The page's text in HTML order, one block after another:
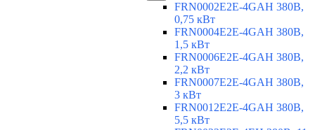
FRN0002E2E-4GAH 380В,
0,75 кВт
FRN0004E2E-4GAH 380В,
1,5 кВт
FRN0006E2E-4GAH 380В,
2,2 кВт
FRN0007E2E-4GAH 380В,
3 кВт
FRN0012E2E-4GAH 380В,
5,5 кВт